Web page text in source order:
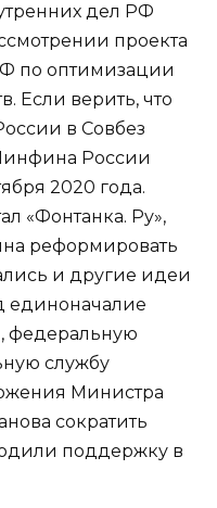
дел РФ
проекта
по оптимизации
Если верить, что
в Совбез
России
2020 года.
«Фонтанка. Ру»,
реформировать
и другие идеи
единоначалие
федеральную
службу
Министра
сократить
поддержку в